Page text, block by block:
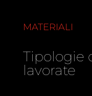
MATERIALI
Tipologie
lavorate